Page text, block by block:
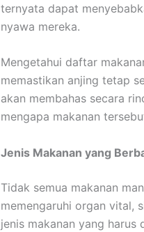
ternyata dapat
nyawa mereka.
Mengetahui daftar
memastikan anjing tetap
akan membahas secara
mengapa makanan
Jenis Makanan yang
Tidak semua makanan
memengaruhi organ vital,
jenis makanan yang harus